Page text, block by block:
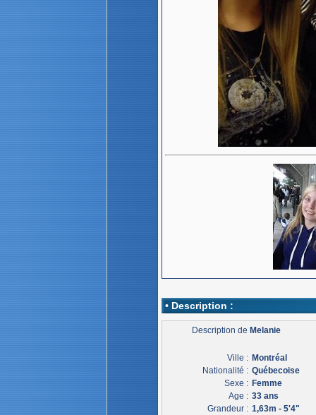
• Description :
Description deMelanie
Ville : Montréal
Nationalité : Québecoise
Sexe : Femme
Age : 33 ans
Grandeur : 1,63m - 5'4"